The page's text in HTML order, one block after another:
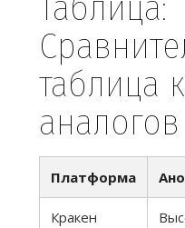
таблица
аналогов
Платформа
Кракен